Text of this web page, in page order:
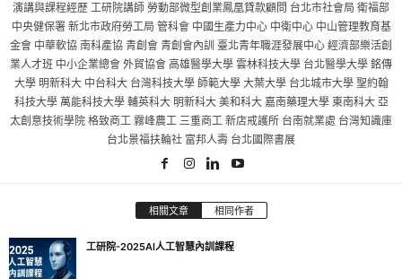
演講與課程經歷 工研院講師 勞動部微型創業鳳凰貸款顧問 台北市社會局 衛福部
中央健保署 新北市政府勞工局 管科會 中國生產力中心 中衛中心 中山管理教育基
金會 中華軟協 南科產協 青創會 青創會內訓 臺北青年職涯發展中心 經濟部樂活創
業人才班 中小企業總會 外貿協會 高雄醫學大學 雲林科技大學 台北醫學大學 銘傳
大學 明新科大 中台科大 台灣科技大學 師範大學 大葉大學 台北城市大學 聖約翰
科技大學 萬能科技大學 輔英科大 明新科大 美和科大 嘉南藥理大學 東南科大 亞
太創意技術學院 格致商工 霧峰農工 三重商工 新店戒護所 台南就業處 台灣知識庫
台北景福扶輪社 富邦人壽 台北國際書展
相關文章 相同作者
工研院-2025AI人工智慧內訓課程